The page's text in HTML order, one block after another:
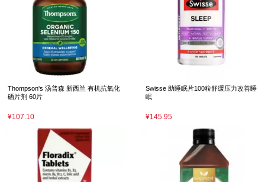
Thompson's 汤普森 新西兰 有机抗氧化
硒片剂 60片
¥107.10
Swisse 助睡眠片100粒舒缓压力改善睡
眠
¥145.95